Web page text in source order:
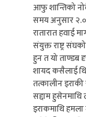
आफु शान्तिको
समय अनुसार
रातारात हवाई
संयुक्त राष्ट्र
हुन त यो ताण्डब
शायद कसैलाई
तत्कालीन
सद्दाम
इराकमाथि हमला